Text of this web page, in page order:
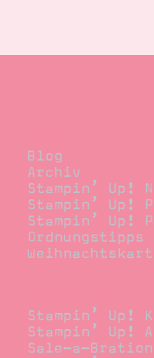
Blog
Archiv
Stampin’ Up!
Stampin’ Up!
Stampin’ Up!
Ordnungstipps
Stampin’ Up!
Stampin’ Up!
Sale-a-